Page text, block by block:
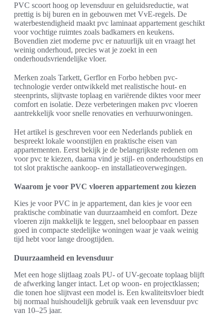
PVC scoort hoog op levensduur en geluidsreductie, wat
prettig is bij buren en in gebouwen met VvE-regels. De
waterbestendigheid maakt pvc laminaat appartement geschikt
voor vochtige ruimtes zoals badkamers en keukens.
Bovendien ziet moderne pvc er natuurlijk uit en vraagt het
weinig onderhoud, precies wat je zoekt in een
onderhoudsvriendelijke vloer.
Merken zoals Tarkett, Gerflor en Forbo hebben pvc-
technologie verder ontwikkeld met realistische hout- en
steenprints, slijtvaste toplaag en variërende diktes voor meer
comfort en isolatie. Deze verbeteringen maken pvc vloeren
aantrekkelijk voor snelle renovaties en verhuurwoningen.
Het artikel is geschreven voor een Nederlands publiek en
bespreekt lokale woonstijlen en praktische eisen van
appartementen. Eerst bekijk je de belangrijkste redenen om
voor pvc te kiezen, daarna vind je stijl- en onderhoudstips en
tot slot praktische aankoop- en installatieoverwegingen.
Waarom je voor PVC vloeren appartement zou kiezen
Kies je voor PVC in je appartement, dan kies je voor een
praktische combinatie van duurzaamheid en comfort. Deze
vloeren zijn makkelijk te leggen, snel beloopbaar en passen
goed in compacte stedelijke woningen waar je vaak weinig
tijd hebt voor lange droogtijden.
Duurzaamheid en levensduur
Met een hoge slijtlaag zoals PU- of UV-gecoate toplaag blijft
de afwerking langer intact. Let op woon- en projectklassen;
die tonen hoe slijtvast een model is. Een kwaliteitsvloer biedt
bij normaal huishoudelijk gebruik vaak een levensduur pvc
van 10–25 jaar.